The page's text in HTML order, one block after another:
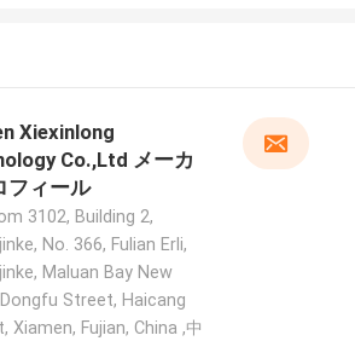
Xiexinlong
メーカ
フィール
3102, Building 2,
No. 366, Fulian Erli,
Maluan Bay New
Street, Haicang
Xiamen, Fujian, China ,中